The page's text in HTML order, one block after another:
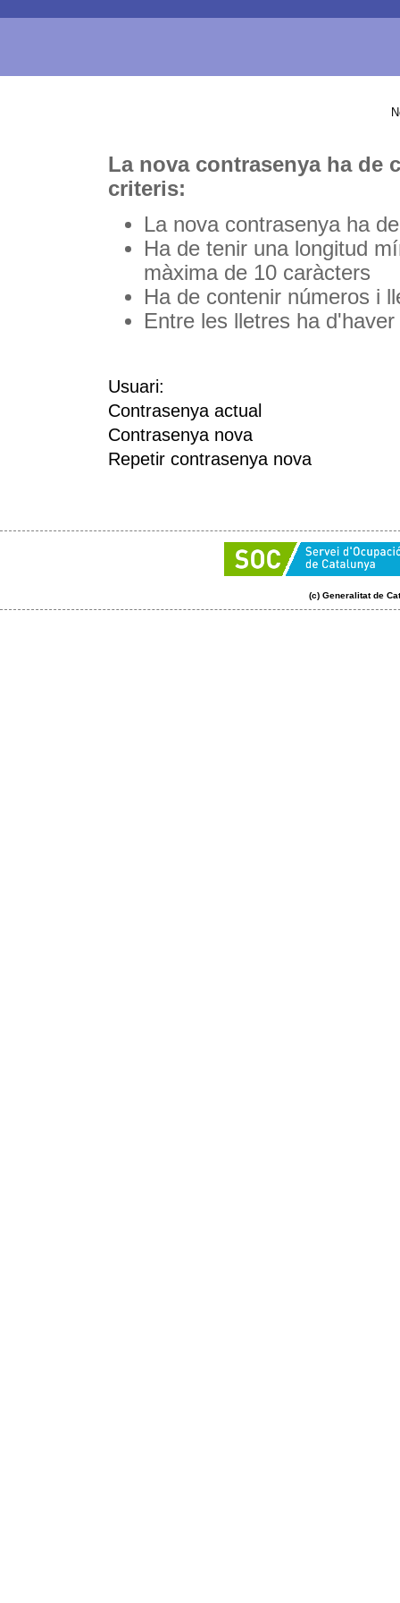
La nova contrasenya ha de
criteris:
La nova contrasenya ha
Ha de tenir una longitud
màxima de 10 caràcters
Ha de contenir números i
Entre les lletres ha
Usuari:
Contrasenya actual
Contrasenya nova
Repetir contrasenya nova
(c) Generalitat de